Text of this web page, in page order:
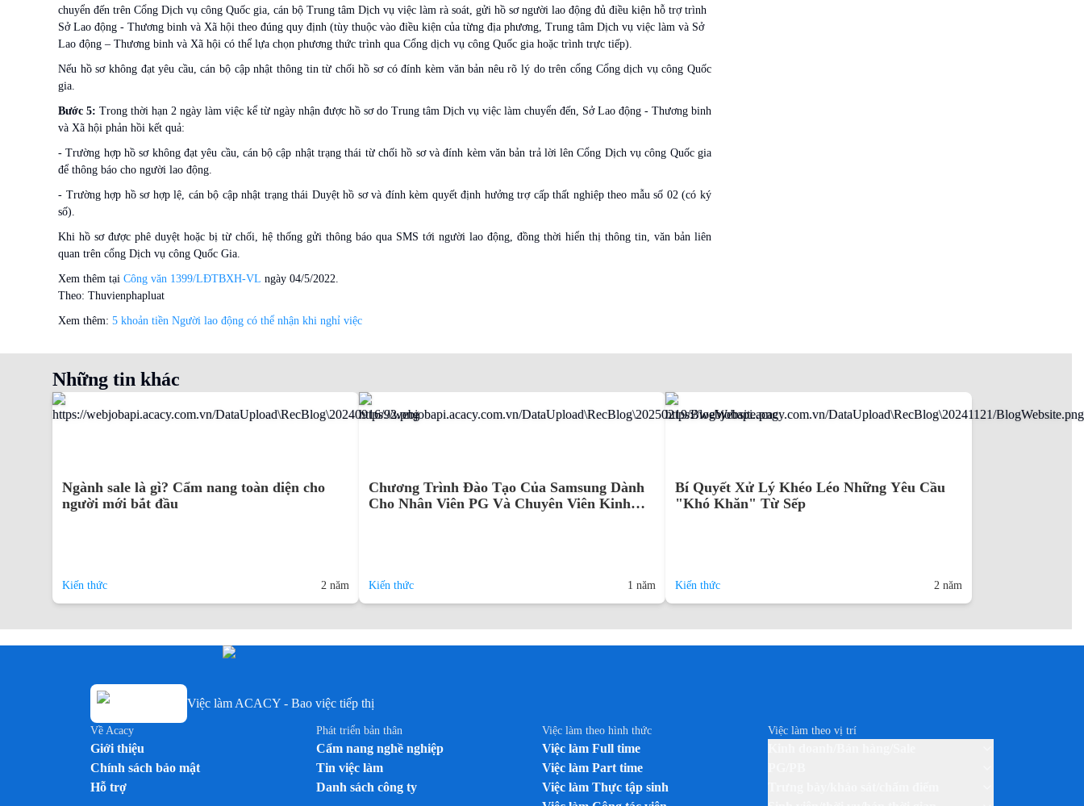
chuyển đến trên Cổng Dịch vụ công Quốc gia, cán bộ Trung tâm Dịch vụ việc làm rà soát, gửi hồ sơ người lao động đủ điều kiện hỗ trợ trình
Sở Lao động - Thương binh và Xã hội theo đúng quy định (tùy thuộc vào điều kiện của từng địa phương, Trung tâm Dịch vụ việc làm và Sở
Lao động – Thương binh và Xã hội có thể lựa chọn phương thức trình qua Cổng dịch vụ công Quốc gia hoặc trình trực tiếp).
Nếu hồ sơ không đạt yêu cầu, cán bộ cập nhật thông tin từ chối hồ sơ có đính kèm văn bản nêu rõ lý do trên cổng Cổng dịch vụ công Quốc
gia.
Bước 5: Trong thời hạn 2 ngày làm việc kể từ ngày nhận được hồ sơ do Trung tâm Dịch vụ việc làm chuyển đến, Sở Lao động - Thương binh
và Xã hội phản hồi kết quả:
- Trường hợp hồ sơ không đạt yêu cầu, cán bộ cập nhật trạng thái từ chối hồ sơ và đính kèm văn bản trả lời lên Cổng Dịch vụ công Quốc gia
để thông báo cho người lao động.
- Trường hợp hồ sơ hợp lệ, cán bộ cập nhật trạng thái Duyệt hồ sơ và đính kèm quyết định hưởng trợ cấp thất nghiệp theo mẫu số 02 (có ký
số).
Khi hồ sơ được phê duyệt hoặc bị từ chối, hệ thống gửi thông báo qua SMS tới người lao động, đồng thời hiển thị thông tin, văn bản liên
quan trên cổng Dịch vụ công Quốc Gia.
Xem thêm tại Công văn 1399/LĐTBXH-VL ngày 04/5/2022.
Theo: Thuvienphapluat
Xem thêm: 5 khoản tiền Người lao động có thể nhận khi nghỉ việc
Những tin khác
Ngành sale là gì? Cẩm nang toàn diện cho
người mới bắt đầu
Kiến thức 2 năm
Chương Trình Đào Tạo Của Samsung Dành
Cho Nhân Viên PG Và Chuyên Viên Kinh
Kiến thức 1 năm
Bí Quyết Xử Lý Khéo Léo Những Yêu Cầu
"Khó Khăn" Từ Sếp
Kiến thức 2 năm
Việc làm ACACY - Bao việc tiếp thị
Về Acacy
Giới thiệu
Chính sách bảo mật
Hỗ trợ
Phát triển bản thân
Cẩm nang nghề nghiệp
Tin việc làm
Danh sách công ty
Việc làm theo hình thức
Việc làm Full time
Việc làm Part time
Việc làm Thực tập sinh
Việc làm theo vị trí